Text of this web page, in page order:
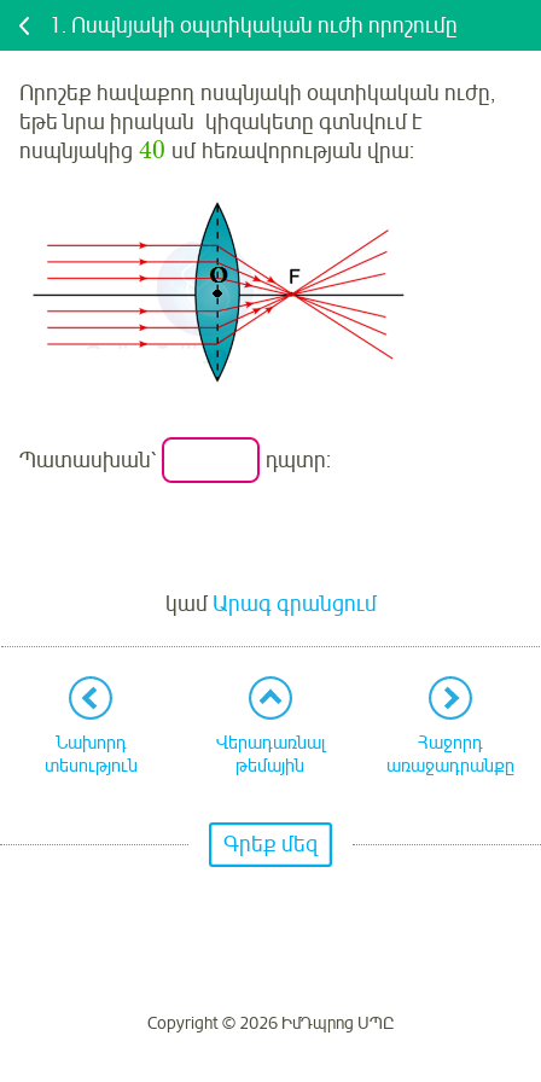
1. Ոսպնյակի օպտիկական ուժի որոշումը
Որոշեք հավաքող ոսպնյակի օպտիկական ուժը,
եթե նրա իրական կիզակետը գտնվում է
ոսպնյակից 40 սմ հեռավորության վրա:
Պատասխան՝ դպտր:
կամԱրագ գրանցում
Նախորդ
տեսություն
Վերադառնալ
թեմային
Հաջորդ
առաջադրանքը
Գրեք մեզ
Copyright © 2026 ԻմԴպրոց ՍՊԸ